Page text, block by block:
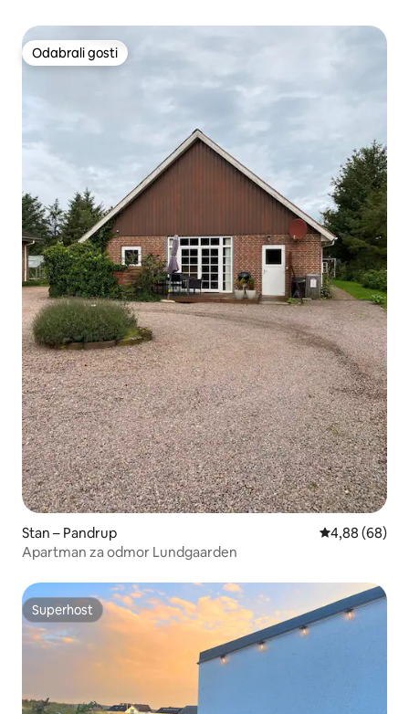
Odabrali gosti
Odabrali gosti
Stan – Pandrup Prosječna
4,88 (68)
Apartman za odmor Lundgaarden
Superhost
Superhost